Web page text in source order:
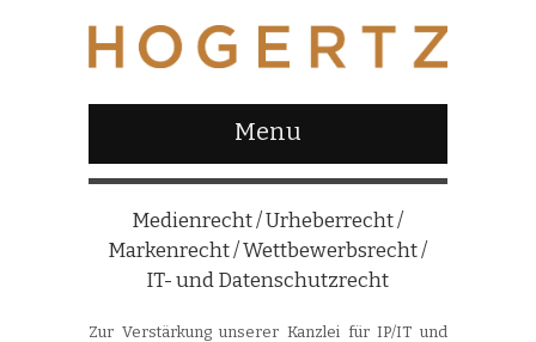
Menu
Medienrecht / Urheberrecht /
Markenrecht / Wettbewerbsrecht /
IT- und Datenschutzrecht
Zur Verstärkung unserer Kanzlei für IP/IT und